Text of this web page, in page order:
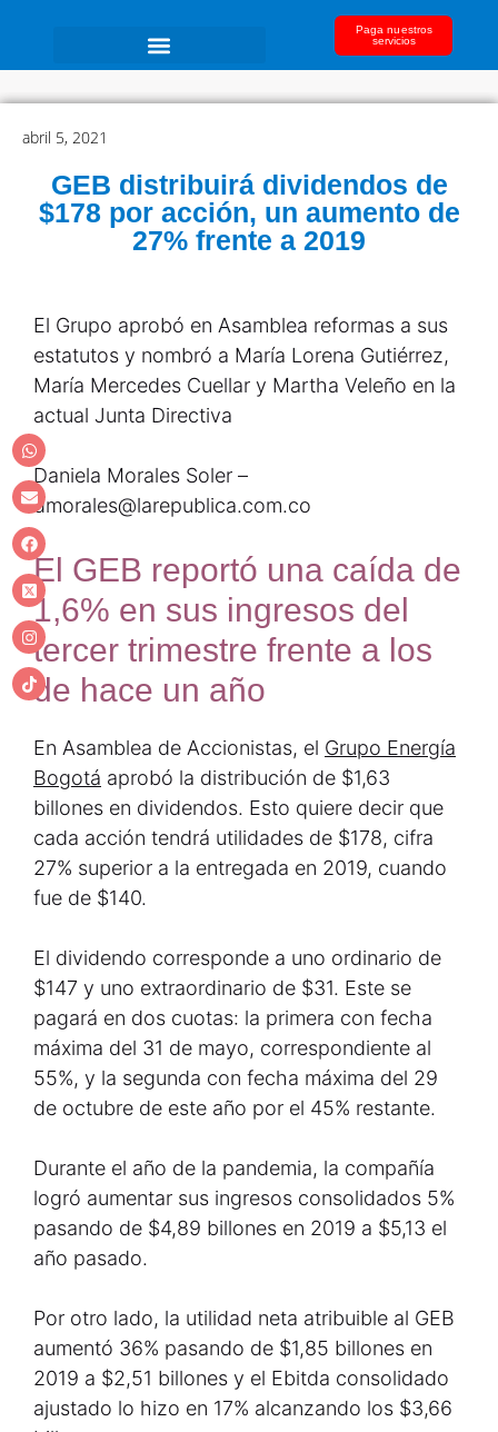
Paga nuestros
servicios
abril 5, 2021
GEB distribuirá dividendos de
$178 por acción, un aumento de
27% frente a 2019
El Grupo aprobó en Asamblea reformas a sus
estatutos y nombró a María Lorena Gutiérrez,
María Mercedes Cuellar y Martha Veleño en la
actual Junta Directiva
Daniela Morales Soler –
dmorales@larepublica.com.co
El GEB reportó una caída de
1,6% en sus ingresos del
tercer trimestre frente a los
de hace un año
En Asamblea de Accionistas, el Grupo Energía
Bogotá aprobó la distribución de $1,63
billones en dividendos. Esto quiere decir que
cada acción tendrá utilidades de $178, cifra
27% superior a la entregada en 2019, cuando
fue de $140.
El dividendo corresponde a uno ordinario de
$147 y uno extraordinario de $31. Este se
pagará en dos cuotas: la primera con fecha
máxima del 31 de mayo, correspondiente al
55%, y la segunda con fecha máxima del 29
de octubre de este año por el 45% restante.
Durante el año de la pandemia, la compañía
logró aumentar sus ingresos consolidados 5%
pasando de $4,89 billones en 2019 a $5,13 el
año pasado.
Por otro lado, la utilidad neta atribuible al GEB
aumentó 36% pasando de $1,85 billones en
2019 a $2,51 billones y el Ebitda consolidado
ajustado lo hizo en 17% alcanzando los $3,66